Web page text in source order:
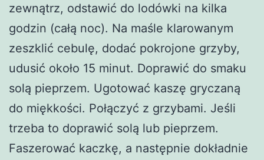
zewnątrz, odstawić do lodówki na kilka
godzin (całą noc). Na maśle klarowanym
zeszklić cebulę, dodać pokrojone grzyby,
udusić około 15 minut. Doprawić do smaku
solą pieprzem. Ugotować kaszę gryczaną
do miękkości. Połączyć z grzybami. Jeśli
trzeba to doprawić solą lub pieprzem.
Faszerować kaczkę, a następnie dokładnie